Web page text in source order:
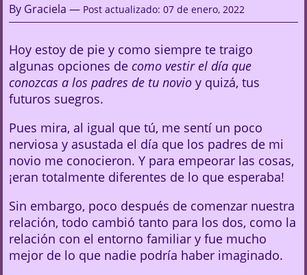
By Graciela — Post actualizado: 07 de enero, 2022
Hoy estoy de pie y como siempre te traigo
algunas opciones de como vestir el día que
conozcas a los padres de tu novio y quizá, tus
futuros suegros.
Pues mira, al igual que tú, me sentí un poco
nerviosa y asustada el día que los padres de mi
novio me conocieron. Y para empeorar las cosas,
¡eran totalmente diferentes de lo que esperaba!
Sin embargo, poco después de comenzar nuestra
relación, todo cambió tanto para los dos, como la
relación con el entorno familiar y fue mucho
mejor de lo que nadie podría haber imaginado.